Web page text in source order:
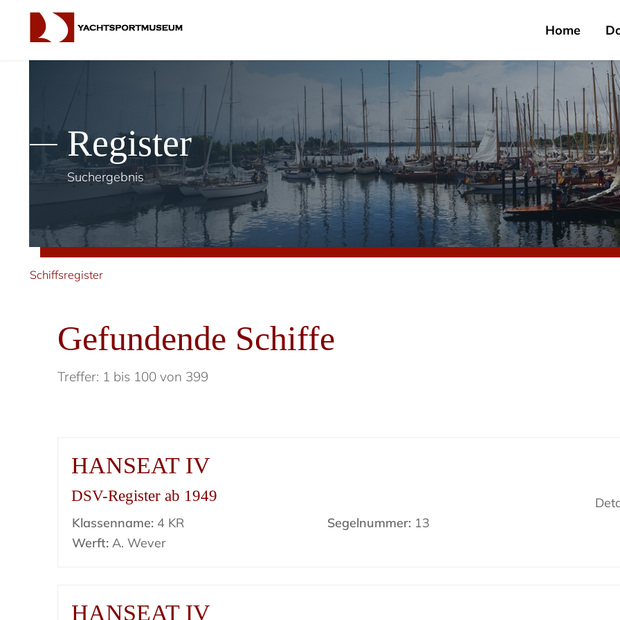
Home
Register
Suchergebnis
Schiffsregister
Gefundende Schiffe
Treffer: 1 bis 100 von 399
HANSEAT IV
DSV-Register ab 1949
Klassenname: 4 KR Segelnummer:13
Werft: A. Wever
HANSEAT IV